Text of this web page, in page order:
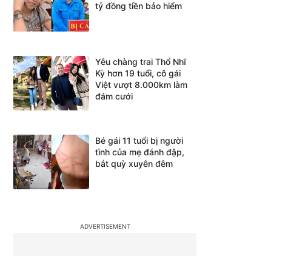
tỷ đồng tiền bảo hiểm
Yêu chàng trai Thổ Nhĩ
Kỳ hơn 19 tuổi, cô gái
Việt vượt 8.000km làm
đám cưới
Bé gái 11 tuổi bị người
tình của mẹ đánh đập,
bắt quỳ xuyên đêm